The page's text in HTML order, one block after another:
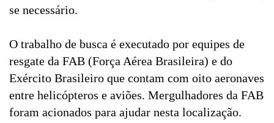
se necessário.
O trabalho de busca é executado por equipes de
resgate da FAB (Força Aérea Brasileira) e do
Exército Brasileiro que contam com oito aeronaves
entre helicópteros e aviões. Mergulhadores da FAB
foram acionados para ajudar nesta localização.